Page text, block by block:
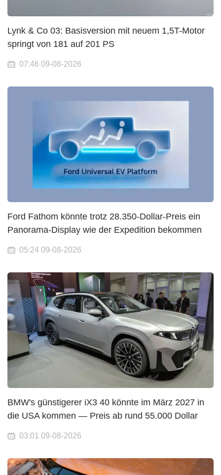
Lynk & Co 03: Basisversion mit neuem 1,5T-Motor
springt von 181 auf 201 PS
07:46 09-08-2026
Ford Fathom könnte trotz 28.350-Dollar-Preis ein
Panorama-Display wie der Expedition bekommen
05:24 09-08-2026
BMW's günstigerer iX3 40 könnte im März 2027 in
die USA kommen — Preis ab rund 55.000 Dollar
03:01 09-08-2026